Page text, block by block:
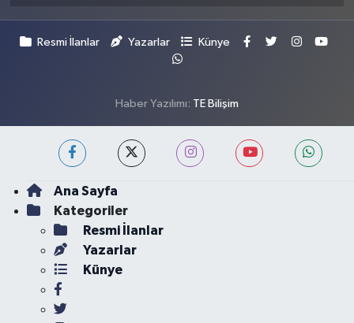
Resmi İlanlar Yazarlar Künye
Haber Yazılımı: TE Bilişim
Ana Sayfa
Kategoriler
Resmi İlanlar
Yazarlar
Künye